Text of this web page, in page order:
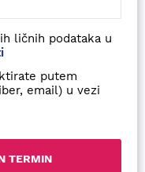
ličnih podataka u
putem
email) u vezi